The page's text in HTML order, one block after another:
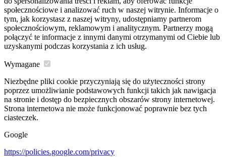
społecznościowe i analizować ruch w naszej witrynie. Informacje o
tym, jak korzystasz z naszej witryny, udostępniamy partnerom
społecznościowym, reklamowym i analitycznym. Partnerzy mogą
połączyć te informacje z innymi danymi otrzymanymi od Ciebie lub
uzyskanymi podczas korzystania z ich usług.
Wymagane
Niezbędne pliki cookie przyczyniają się do użyteczności strony
poprzez umożliwianie podstawowych funkcji takich jak nawigacja
na stronie i dostęp do bezpiecznych obszarów strony internetowej.
Strona internetowa nie może funkcjonować poprawnie bez tych
ciasteczek.
Google
https://policies.google.com/privacy